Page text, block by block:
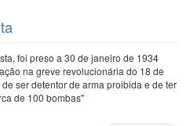
foi preso a 30 de janeiro de 1934
na greve revolucionária do 18 de
ser detentor de arma proibida e de ter
de 100 bombas"